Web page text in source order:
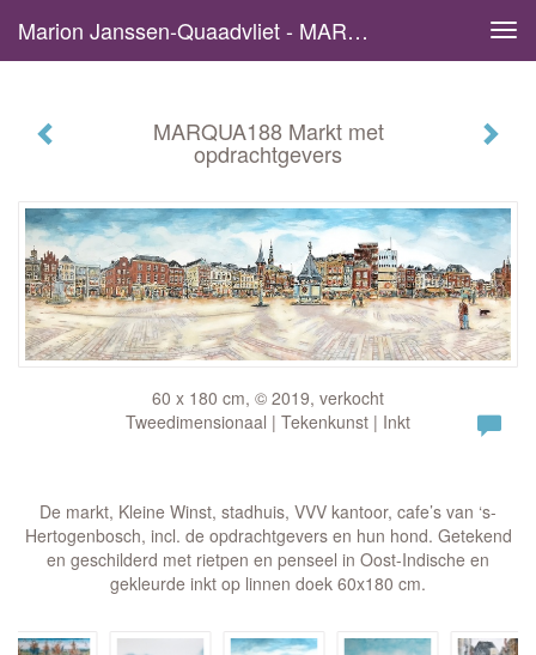
Marion Janssen-Quaadvliet - MARQUA188 Markt Met Opdrachtgevers
MARQUA188 Markt met
opdrachtgevers
60 x 180 cm, © 2019, verkocht
Tweedimensionaal | Tekenkunst | Inkt
De markt, Kleine Winst, stadhuis, VVV kantoor, cafe’s van ‘s-
Hertogenbosch, incl. de opdrachtgevers en hun hond. Getekend
en geschilderd met rietpen en penseel in Oost-Indische en
gekleurde inkt op linnen doek 60x180 cm.